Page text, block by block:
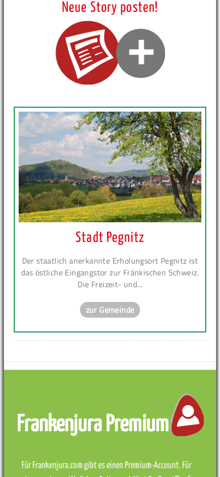
Neue Story posten!
Stadt Pegnitz
Der staatlich anerkannte Erholungsort Pegnitz ist
das östliche Eingangstor zur Fränkischen Schweiz.
Die Freizeit- und...
zur Gemeinde
Frankenjura Premium
Für Frankenjura.com gibt es einen Premium-Account. Für